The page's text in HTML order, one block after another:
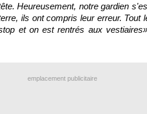
Heureusement, notre gardien
ils ont compris leur erreur. Tout
et on est rentrés aux vestiaires»
emplacement publicitaire